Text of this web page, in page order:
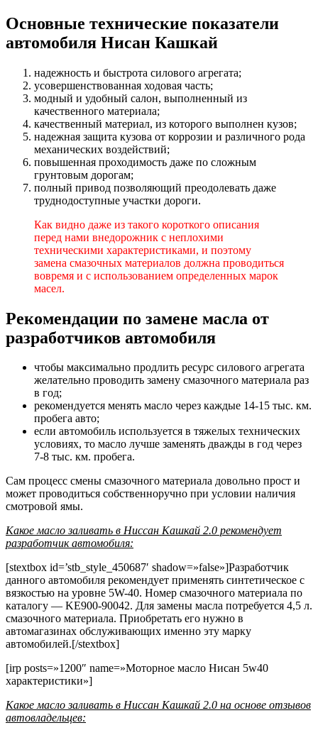
Основные технические показатели
автомобиля Нисан Кашкай
надежность и быстрота силового агрегата;
усовершенствованная ходовая часть;
модный и удобный салон, выполненный из
качественного материала;
качественный материал, из которого выполнен кузов;
надежная защита кузова от коррозии и различного рода
механических воздействий;
повышенная проходимость даже по сложным
грунтовым дорогам;
полный привод позволяющий преодолевать даже
труднодоступные участки дороги.
Как видно даже из такого короткого описания
перед нами внедорожник с неплохими
техническими характеристиками, и поэтому
замена смазочных материалов должна проводиться
вовремя и с использованием определенных марок
масел.
Рекомендации по замене масла от
разработчиков автомобиля
чтобы максимально продлить ресурс силового агрегата
желательно проводить замену смазочного материала раз
в год;
рекомендуется менять масло через каждые 14-15 тыс. км.
пробега авто;
если автомобиль используется в тяжелых технических
условиях, то масло лучше заменять дважды в год через
7-8 тыс. км. пробега.
Сам процесс смены смазочного материала довольно прост и
может проводиться собственноручно при условии наличия
смотровой ямы.
Какое масло заливать в Ниссан Кашкай 2.0 рекомендует
разработчик автомобиля:
[stextbox id=’stb_style_450687′ shadow=»false»]Разработчик
данного автомобиля рекомендует применять синтетическое с
вязкостью на уровне 5W-40. Номер смазочного материала по
каталогу — KE900-90042. Для замены масла потребуется 4,5 л.
смазочного материала. Приобретать его нужно в
автомагазинах обслуживающих именно эту марку
автомобилей.[/stextbox]
[irp posts=»1200″ name=»Моторное масло Нисан 5w40
характеристики»]
Какое масло заливать в Ниссан Кашкай 2.0 на основе отзывов
автовладельцев: